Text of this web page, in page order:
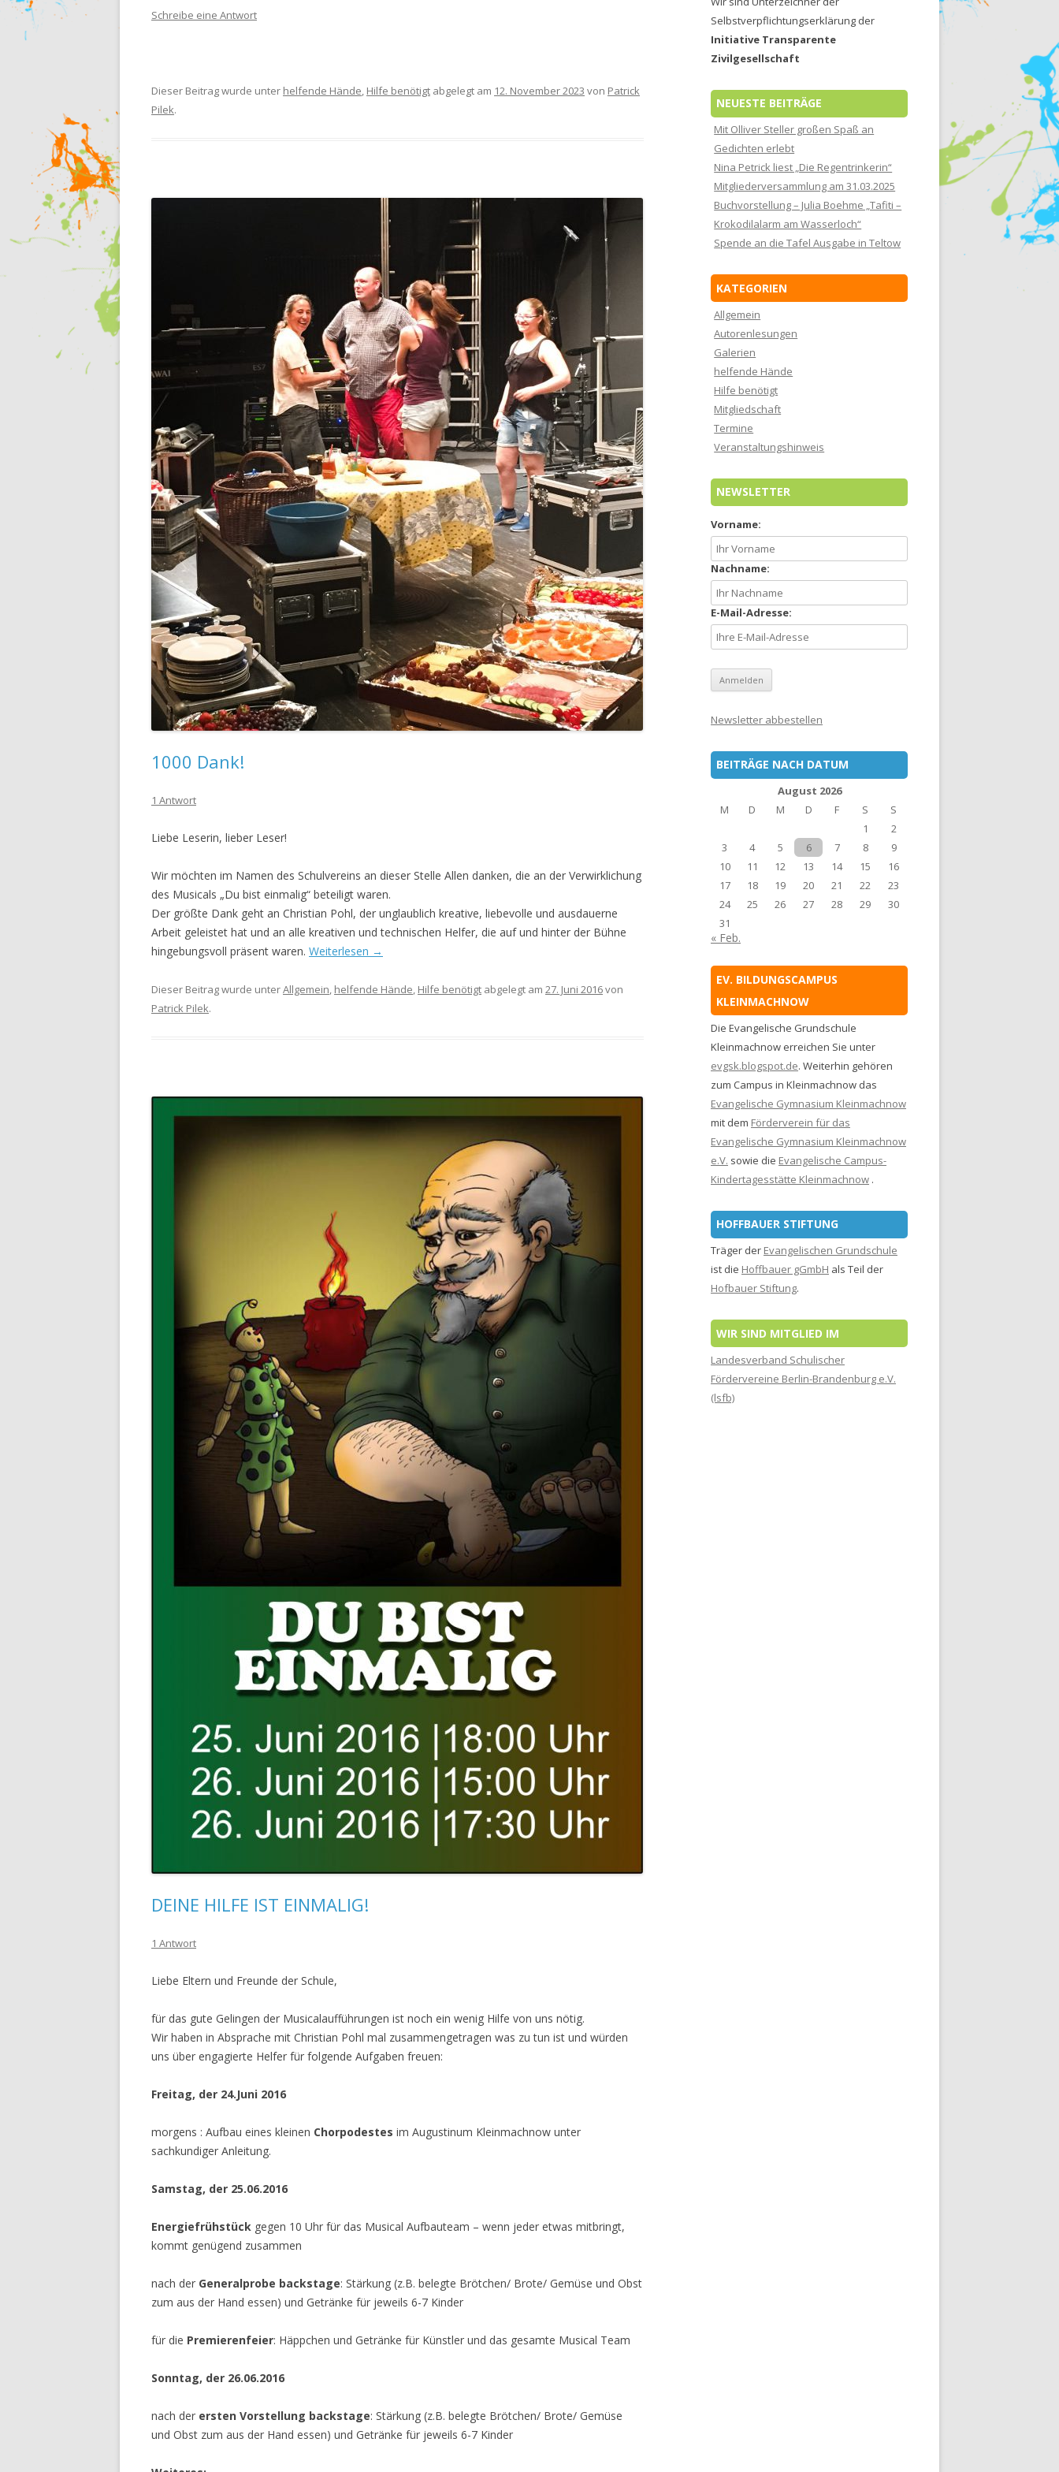
Schreibe eine Antwort
Dieser Beitrag wurde unter helfende Hände, Hilfe benötigt abgelegt am 12. November 2023 von Patrick
Pilek.
1000 Dank!
1 Antwort
Liebe Leserin, lieber Leser!
Wir möchten im Namen des Schulvereins an dieser Stelle Allen danken, die an der Verwirklichung
des Musicals „Du bist einmalig“ beteiligt waren.
Der größte Dank geht an Christian Pohl, der unglaublich kreative, liebevolle und ausdauerne
Arbeit geleistet hat und an alle kreativen und technischen Helfer, die auf und hinter der Bühne
hingebungsvoll präsent waren. Weiterlesen →
Dieser Beitrag wurde unterAllgemein, helfende Hände, Hilfe benötigt abgelegt am 27. Juni 2016von
Patrick Pilek.
DEINE HILFE IST EINMALIG!
1 Antwort
Liebe Eltern und Freunde der Schule,
für das gute Gelingen der Musicalaufführungen ist noch ein wenig Hilfe von uns nötig.
Wir haben in Absprache mit Christian Pohl mal zusammengetragen was zu tun ist und würden
uns über engagierte Helfer für folgende Aufgaben freuen:
Freitag, der 24.Juni 2016
morgens : Aufbau eines kleinen Chorpodestes im Augustinum Kleinmachnow unter
sachkundiger Anleitung.
Samstag, der 25.06.2016
Energiefrühstück gegen 10 Uhr für das Musical Aufbauteam – wenn jeder etwas mitbringt,
kommt genügend zusammen
nach der Generalprobe backstage: Stärkung (z.B. belegte Brötchen/ Brote/ Gemüse und Obst
zum aus der Hand essen) und Getränke für jeweils 6-7 Kinder
für die Premierenfeier: Häppchen und Getränke für Künstler und das gesamte Musical Team
Sonntag, der 26.06.2016
nach der ersten Vorstellung backstage: Stärkung (z.B. belegte Brötchen/ Brote/ Gemüse
und Obst zum aus der Hand essen) und Getränke für jeweils 6-7 Kinder
Selbstverpflichtungserklärung der
Initiative Transparente
Zivilgesellschaft
NEUESTE BEITRÄGE
Mit Olliver Steller großen Spaß an
Gedichten erlebt
Nina Petrick liest „Die Regentrinkerin“
Mitgliederversammlung am 31.03.2025
Buchvorstellung – Julia Boehme „Tafiti –
Krokodilalarm am Wasserloch“
Spende an die Tafel Ausgabe in Teltow
KATEGORIEN
Allgemein
Autorenlesungen
Galerien
helfende Hände
Hilfe benötigt
Mitgliedschaft
Termine
Veranstaltungshinweis
NEWSLETTER
Vorname:
Nachname:
E-Mail-Adresse:
Newsletter abbestellen
BEITRÄGE NACH DATUM
August 2026
M
D M D F S
S
1
2
3
4 5 6 7 8
9
10
11 12 13 14 15
16
17
18 19 20 21 22
23
24
25 26 27 28 29
30
31
« Feb.
EV. BILDUNGSCAMPUS
KLEINMACHNOW
Die Evangelische Grundschule
Kleinmachnow erreichen Sie unter
evgsk.blogspot.de. Weiterhin gehören
zum Campus in Kleinmachnow das
Evangelische Gymnasium Kleinmachnow
mit dem Förderverein für das
Evangelische Gymnasium Kleinmachnow
e.V. sowie die Evangelische Campus-
Kindertagesstätte Kleinmachnow .
HOFFBAUER STIFTUNG
Träger der Evangelischen Grundschule
ist die Hoffbauer gGmbH als Teil der
Hofbauer Stiftung.
WIR SIND MITGLIED IM
Landesverband Schulischer
Fördervereine Berlin-Brandenburg e.V.
(lsfb)